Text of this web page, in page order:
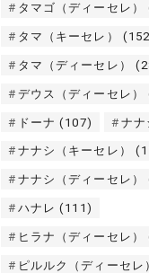
タマゴ（ディーセレ）
タマ（キーセレ）
タマ（ディーセレ）
デウス（ディーセレ）
ドーナ (107) ナナ
ナナシ（キーセレ）
ナナシ（ディーセレ）
ハナレ (111)
ヒラナ（ディーセレ）
ピルルク（ディーセレ